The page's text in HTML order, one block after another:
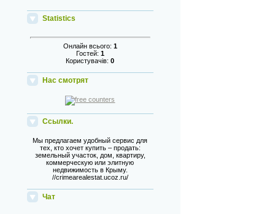
Statistics
Онлайн всього: 1
Гостей: 1
Користувачів:0
Нас смотрят
Ссылки.
Мы предлагаем удобный сервис для
тех, кто хочет купить – продать:
земельный участок, дом, квартиру,
коммерческую или элитную
недвижимость в Крыму.
//crimearealestat.ucoz.ru/
Чат